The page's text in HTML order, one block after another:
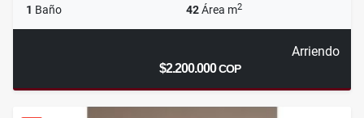
1 Baño 42Área m2
Arriendo
$2.200.000COP